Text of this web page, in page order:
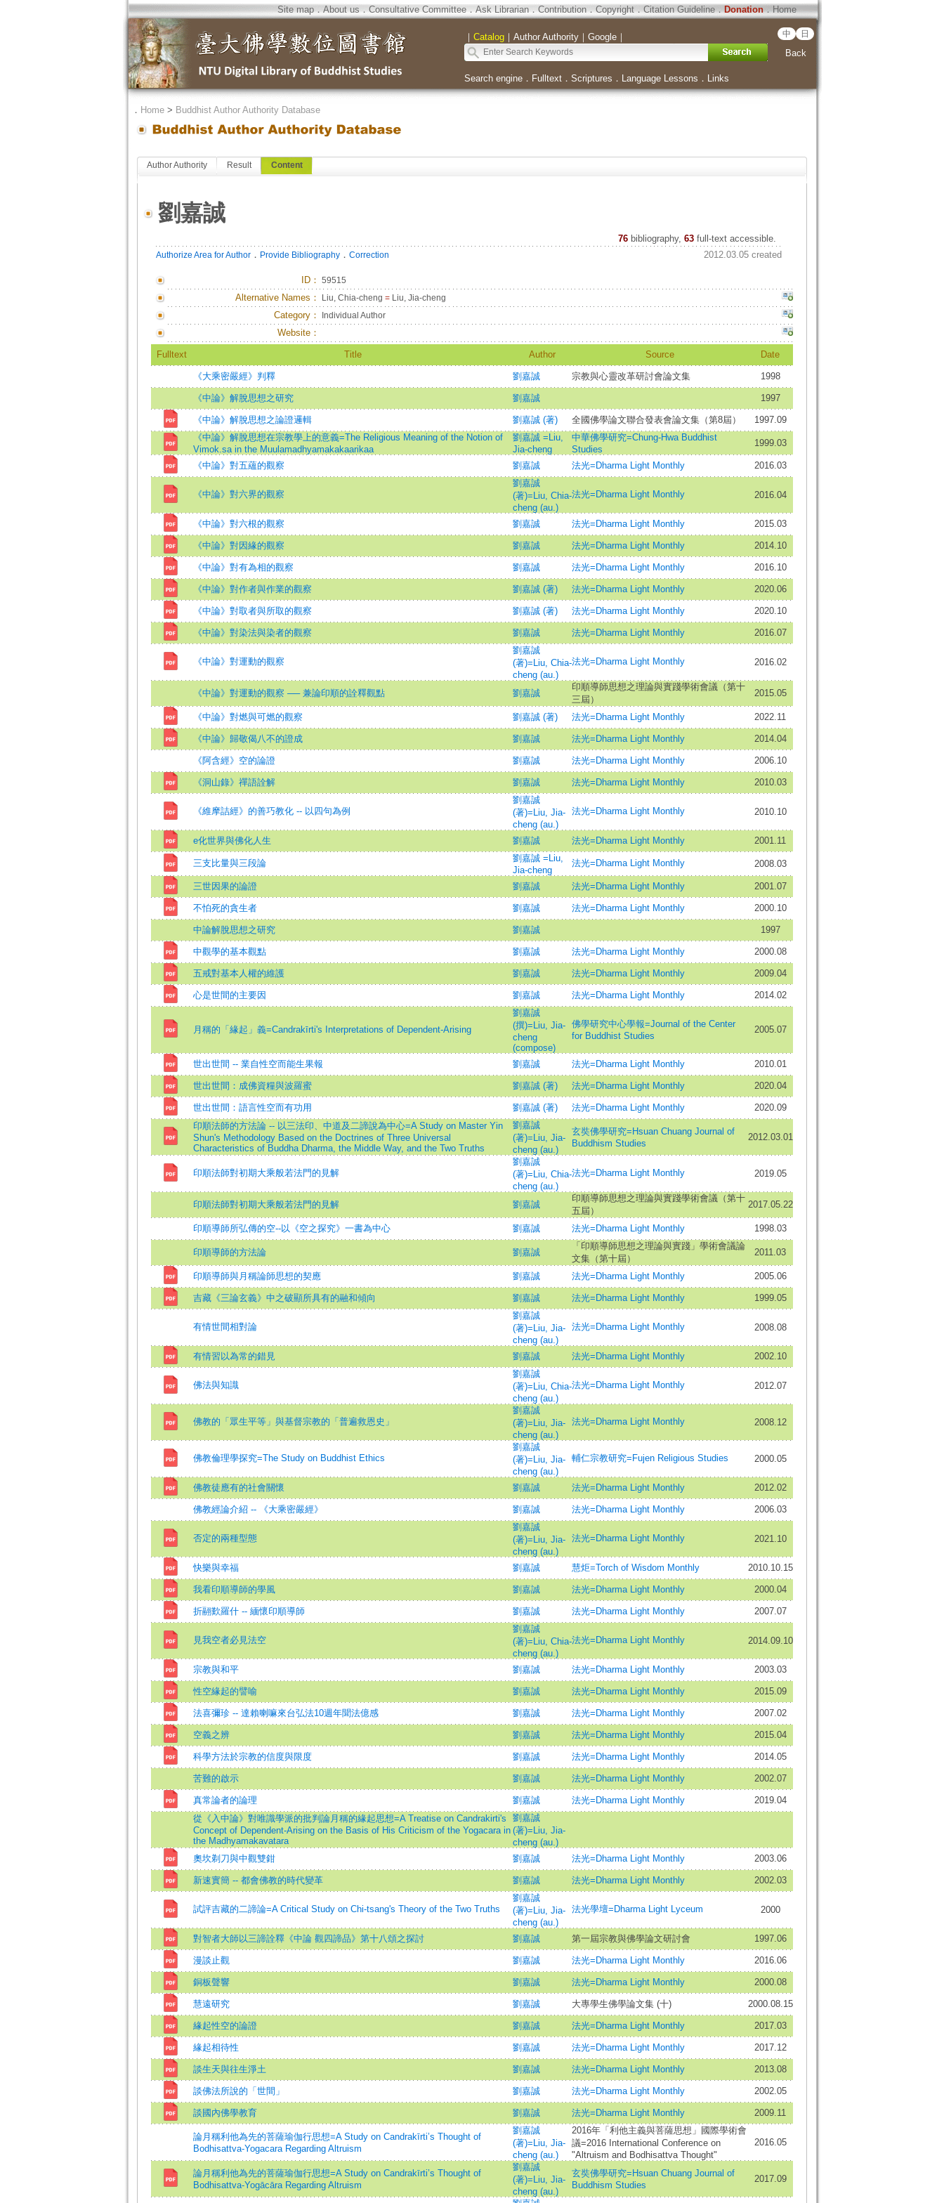
Site map．About us．Consultative Committee．Ask Librarian．Contribution．Copyright．Citation Guideline．Donation．Home
｜ Catalog｜ Author Authority｜ Google｜ 中 日
Back
Search engine． Fulltext． Scriptures ． Language Lessons ． Links
． Home> Buddhist Author Authority Database
Author Authority Result Content
劉嘉誠
76 bibliography, 63full-text accessible.
Authorize Area for Author． Provide Bibliography． Correction 2012.03.05 created
ID： 59515
Alternative Names： Liu, Chia-cheng =Liu, Jia-cheng
Category： Individual Author
Website：
Fulltext Title Author Source Date
《大乘密嚴經》判釋 劉嘉誠 宗教與心靈改革研討會論文集 1998
《中論》解脫思想之研究 劉嘉誠 1997
《中論》解脫思想之論證邏輯 劉嘉誠 (著) 全國佛學論文聯合發表會論文集（第8屆）
1997.09
《中論》解脫思想在宗教學上的意義=The Religious Meaning of the Notion of
Vimok.sa in the Muulamadhyamakakaarikaa
劉嘉誠 =Liu,
Jia-cheng
中華佛學研究=Chung-Hwa Buddhist
Studies
1999.03
《中論》對五蘊的觀察 劉嘉誠 法光=Dharma Light Monthly 2016.03
《中論》對六界的觀察
劉嘉誠
(著)=Liu, Chia-
cheng (au.)
法光=Dharma Light Monthly 2016.04
《中論》對六根的觀察 劉嘉誠 法光=Dharma Light Monthly 2015.03
《中論》對因緣的觀察 劉嘉誠 法光=Dharma Light Monthly 2014.10
《中論》對有為相的觀察 劉嘉誠 法光=Dharma Light Monthly 2016.10
《中論》對作者與作業的觀察 劉嘉誠 (著) 法光=Dharma Light Monthly 2020.06
《中論》對取者與所取的觀察 劉嘉誠 (著) 法光=Dharma Light Monthly 2020.10
《中論》對染法與染者的觀察 劉嘉誠 法光=Dharma Light Monthly 2016.07
《中論》對運動的觀察
劉嘉誠
(著)=Liu, Chia-
cheng (au.)
法光=Dharma Light Monthly 2016.02
《中論》對運動的觀察 ── 兼論印順的詮釋觀點 劉嘉誠
印順導師思想之理論與實踐學術會議（第十
三屆）
2015.05
《中論》對燃與可燃的觀察 劉嘉誠 (著) 法光=Dharma Light Monthly 2022.11
《中論》歸敬偈八不的證成 劉嘉誠 法光=Dharma Light Monthly 2014.04
《阿含經》空的論證 劉嘉誠 法光=Dharma Light Monthly 2006.10
《洞山錄》禪語詮解 劉嘉誠 法光=Dharma Light Monthly 2010.03
《維摩詰經》的善巧教化 -- 以四句為例
劉嘉誠
(著)=Liu, Jia-
cheng (au.)
法光=Dharma Light Monthly 2010.10
e化世界與佛化人生 劉嘉誠 法光=Dharma Light Monthly 2001.11
三支比量與三段論
劉嘉誠 =Liu,
Jia-cheng
法光=Dharma Light Monthly 2008.03
三世因果的論證 劉嘉誠 法光=Dharma Light Monthly 2001.07
不怕死的貪生者 劉嘉誠 法光=Dharma Light Monthly 2000.10
中論解脫思想之研究 劉嘉誠 1997
中觀學的基本觀點 劉嘉誠 法光=Dharma Light Monthly 2000.08
五戒對基本人權的維護 劉嘉誠 法光=Dharma Light Monthly 2009.04
心是世間的主要因 劉嘉誠 法光=Dharma Light Monthly 2014.02
月稱的「緣起」義=Candrakīrti's Interpretations of Dependent-Arising
劉嘉誠
(撰)=Liu, Jia-
cheng
(compose)
佛學研究中心學報=Journal of the Center
for Buddhist Studies
2005.07
世出世間 -- 業自性空而能生果報 劉嘉誠 法光=Dharma Light Monthly 2010.01
世出世間：成佛資糧與波羅蜜 劉嘉誠 (著) 法光=Dharma Light Monthly 2020.04
世出世間：語言性空而有功用 劉嘉誠 (著) 法光=Dharma Light Monthly
2020.09
印順法師的方法論 -- 以三法印、中道及二諦說為中心=A Study on Master Yin
Shun's Methodology Based on the Doctrines of Three Universal
Characteristics of Buddha Dharma, the Middle Way, and the Two Truths
劉嘉誠
(著)=Liu, Jia-
cheng (au.)
玄奘佛學研究=Hsuan Chuang Journal of
Buddhism Studies
2012.03.01
印順法師對初期大乘般若法門的見解
劉嘉誠
(著)=Liu, Chia-
cheng (au.)
法光=Dharma Light Monthly 2019.05
印順法師對初期大乘般若法門的見解 劉嘉誠
印順導師思想之理論與實踐學術會議（第十
五屆）
2017.05.22
印順導師所弘傳的空--以《空之探究》一書為中心 劉嘉誠 法光=Dharma Light Monthly 1998.03
印順導師的方法論 劉嘉誠
「印順導師思想之理論與實踐」學術會議論
文集（第十屆）
2011.03
印順導師與月稱論師思想的契應 劉嘉誠 法光=Dharma Light Monthly 2005.06
吉藏《三論玄義》中之破顯所具有的融和傾向 劉嘉誠 法光=Dharma Light Monthly 1999.05
有情世間相對論
劉嘉誠
(著)=Liu, Jia-
cheng (au.)
法光=Dharma Light Monthly 2008.08
有情習以為常的錯見 劉嘉誠 法光=Dharma Light Monthly 2002.10
佛法與知識
劉嘉誠
(著)=Liu, Chia-
cheng (au.)
法光=Dharma Light Monthly 2012.07
佛教的「眾生平等」與基督宗教的「普遍救恩史」
劉嘉誠
(著)=Liu, Jia-
cheng (au.)
法光=Dharma Light Monthly 2008.12
佛教倫理學探究=The Study on Buddhist Ethics
劉嘉誠
(著)=Liu, Jia-
cheng (au.)
輔仁宗教研究=Fujen Religious Studies 2000.05
佛教徒應有的社會關懷 劉嘉誠 法光=Dharma Light Monthly 2012.02
佛教經論介紹 -- 《大乘密嚴經》 劉嘉誠 法光=Dharma Light Monthly 2006.03
否定的兩種型態
劉嘉誠
(著)=Liu, Jia-
cheng (au.)
法光=Dharma Light Monthly 2021.10
快樂與幸福 劉嘉誠 慧炬=Torch of Wisdom Monthly 2010.10.15
我看印順導師的學風 劉嘉誠 法光=Dharma Light Monthly 2000.04
折翮歎羅什 -- 緬懷印順導師 劉嘉誠 法光=Dharma Light Monthly 2007.07
見我空者必見法空
劉嘉誠
(著)=Liu, Chia-
cheng (au.)
法光=Dharma Light Monthly 2014.09.10
宗教與和平 劉嘉誠 法光=Dharma Light Monthly 2003.03
性空緣起的譬喻 劉嘉誠 法光=Dharma Light Monthly 2015.09
法喜彌珍 -- 達賴喇嘛來台弘法10週年聞法億感 劉嘉誠 法光=Dharma Light Monthly 2007.02
空義之辨 劉嘉誠 法光=Dharma Light Monthly 2015.04
科學方法於宗教的信度與限度 劉嘉誠 法光=Dharma Light Monthly 2014.05
苦難的啟示 劉嘉誠 法光=Dharma Light Monthly 2002.07
真常論者的論理 劉嘉誠 法光=Dharma Light Monthly
2019.04
從《入中論》對唯識學派的批判論月稱的緣起思想=A Treatise on Candrakirti's
Concept of Dependent-Arising on the Basis of His Criticism of the Yogacara in
the Madhyamakavatara
劉嘉誠
(著)=Liu, Jia-
cheng (au.)
奧坎剃刀與中觀雙鉗
劉嘉誠 法光=Dharma Light Monthly 2003.06
新速實簡 -- 都會佛教的時代變革 劉嘉誠 法光=Dharma Light Monthly 2002.03
試評吉藏的二諦論=A Critical Study on Chi-tsang's Theory of the Two Truths
劉嘉誠
(著)=Liu, Jia-
cheng (au.)
法光學壇=Dharma Light Lyceum 2000
對智者大師以三諦詮釋《中論 觀四諦品》第十八頌之探討 劉嘉誠 第一屆宗教與佛學論文研討會 1997.06
漫談止觀 劉嘉誠 法光=Dharma Light Monthly 2016.06
銅板聲響 劉嘉誠 法光=Dharma Light Monthly 2000.08
慧遠研究 劉嘉誠 大專學生佛學論文集 (十) 2000.08.15
緣起性空的論證 劉嘉誠 法光=Dharma Light Monthly 2017.03
緣起相待性 劉嘉誠 法光=Dharma Light Monthly 2017.12
談生天與往生淨土 劉嘉誠 法光=Dharma Light Monthly 2013.08
談佛法所說的「世間」 劉嘉誠 法光=Dharma Light Monthly 2002.05
談國內佛學教育 劉嘉誠 法光=Dharma Light Monthly 2009.11
論月稱利他為先的菩薩瑜伽行思想=A Study on Candrakīrti’s Thought of
Bodhisattva-Yogacara Regarding Altruism
劉嘉誠
(著)=Liu, Jia-
cheng (au.)
2016年「利他主義與菩薩思想」國際學術會
議=2016 International Conference on
"Altruism and Bodhisattva Thought"
2016.05
論月稱利他為先的菩薩瑜伽行思想=A Study on Candrakīrti’s Thought of
Bodhisattva-Yogācāra Regarding Altruism
劉嘉誠
(著)=Liu, Jia-
cheng (au.)
玄奘佛學研究=Hsuan Chuang Journal of
Buddhism Studies
2017.09